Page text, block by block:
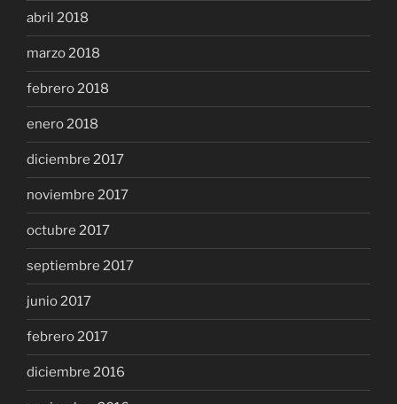
abril 2018
marzo 2018
febrero 2018
enero 2018
diciembre 2017
noviembre 2017
octubre 2017
septiembre 2017
junio 2017
febrero 2017
diciembre 2016